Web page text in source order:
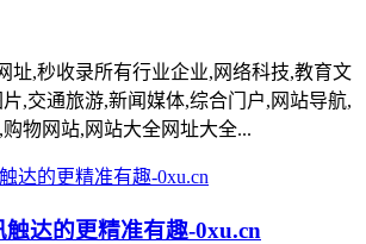
址,秒收录所有行业企业,网络科技,教育文
,交通旅游,新闻媒体,综合门户,网站导航,
物网站,网站大全网址大全...
达的更精准有趣-0xu.cn